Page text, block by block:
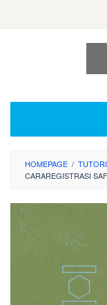
HOMEPAGE /
CARAREGISTRASI